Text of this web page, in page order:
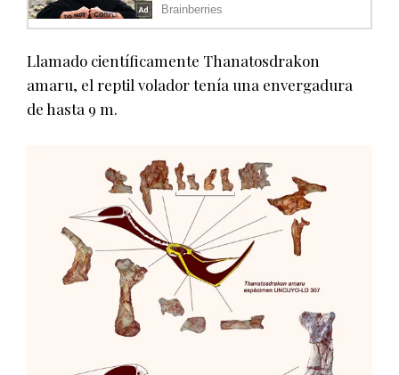
Llamado científicamente Thanatosdrakon
amaru, el reptil volador tenía una envergadura
de hasta 9 m.